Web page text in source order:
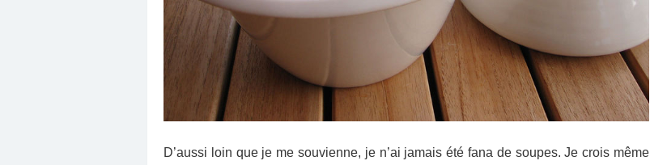
D’aussi loin que je me souvienne, je n’ai jamais été fana de soupes. Je crois même